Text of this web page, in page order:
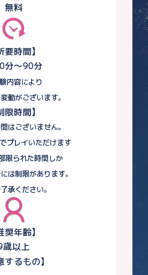
無料
要時間】
分〜90分
内容により
動がございます。
限時間】
はございません。
プレイいただけます
限られた時間しか
は制限があります。
承ください。
奨年齢】
歳以上
するもの】